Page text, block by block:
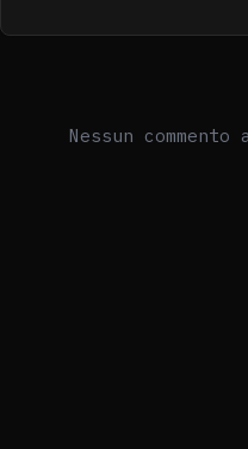
Nessun